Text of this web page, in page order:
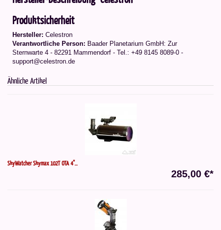
Produktsicherheit
Hersteller: Celestron
Verantwortliche Person: Baader Planetarium GmbH: Zur
Sternwarte 4 - 82291 Mammendorf - Tel.: +49 8145 8089-0 -
support@celestron.de
Ähnliche Artikel
SkyWatcher Skymax 102T OTA 4"...
285,00 €*